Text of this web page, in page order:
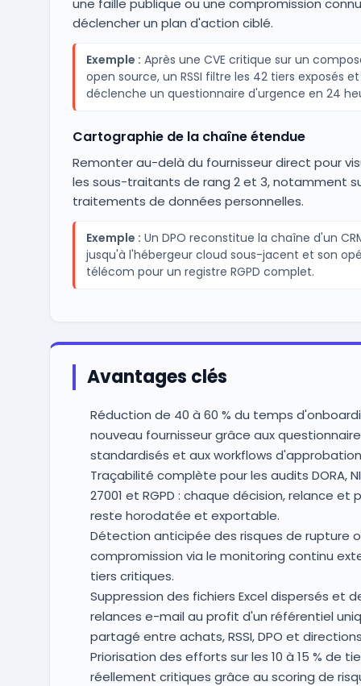
une faille publique ou une compromission
déclencher un plan d'action ciblé.
Exemple : Après une CVE critique sur un
open source, un RSSI filtre les 42 tiers exposés et
déclenche un questionnaire d'urgence en 24
Cartographie de la chaîne étendue
Remonter au-delà du fournisseur direct pour
les sous-traitants de rang 2 et 3, notamment
traitements de données personnelles.
Exemple : Un DPO reconstitue la chaîne d'un
jusqu'à l'hébergeur cloud sous-jacent et son
télécom pour un registre RGPD complet.
Avantages clés
Réduction de 40 à 60 % du temps
nouveau fournisseur grâce aux
standardisés et aux workflows
Traçabilité complète pour les audits DORA,
27001 et RGPD : chaque décision, relance et
reste horodatée et exportable.
Détection anticipée des risques de rupture
compromission via le monitoring continu
tiers critiques.
Suppression des fichiers Excel dispersés et
relances e-mail au profit d'un référentiel
partagé entre achats, RSSI, DPO et
Priorisation des efforts sur les 10 à 15 % de
réellement critiques grâce au scoring de